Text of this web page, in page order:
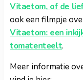
Vitaetom, of de
ook een filmpje
Vitaetom: een
tomatenteelt.
Meer informatie